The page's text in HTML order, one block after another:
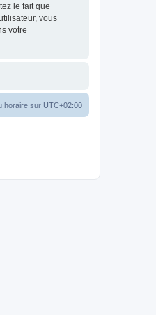
le fait que
vous
votre
horaire sur UTC+02:00